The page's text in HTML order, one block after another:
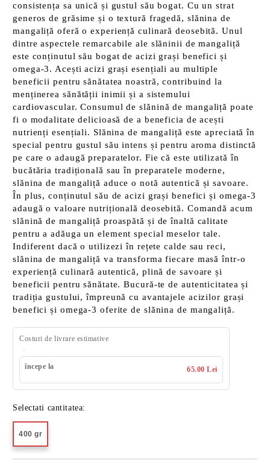
consistența sa unică și gustul său bogat. Cu un strat
generos de grăsime și o textură fragedă, slănina de
mangaliță oferă o experiență culinară deosebită. Unul
dintre aspectele remarcabile ale slăninii de mangaliță
este conținutul său bogat de acizi grași benefici și
omega-3. Acești acizi grași esențiali au multiple
beneficii pentru sănătatea noastră, contribuind la
menținerea sănătății inimii și a sistemului
cardiovascular. Consumul de slănină de mangaliță poate
fi o modalitate delicioasă de a beneficia de acești
nutrienți esențiali. Slănina de mangaliță este apreciată în
special pentru gustul său intens și pentru aroma distinctă
pe care o adaugă preparatelor. Fie că este utilizată în
bucătăria tradițională sau în preparatele moderne,
slănina de mangaliță aduce o notă autentică și savoare.
În plus, conținutul său de acizi grași benefici și omega-3
adaugă o valoare nutrițională deosebită. Comandă acum
slănină de mangaliță proaspătă și de înaltă calitate
pentru a adăuga un element special meselor tale.
Indiferent dacă o utilizezi în rețete calde sau reci,
slănina de mangaliță va transforma fiecare masă într-o
experiență culinară autentică, plină de savoare și
beneficii pentru sănătate. Bucură-te de autenticitatea și
tradiția gustului, împreună cu avantajele acizilor grași
benefici și omega-3 oferite de slănina de mangaliță.
Costuri de livrare estimative
începe la 65.00 Lei
Selectati cantitatea:
400 gr